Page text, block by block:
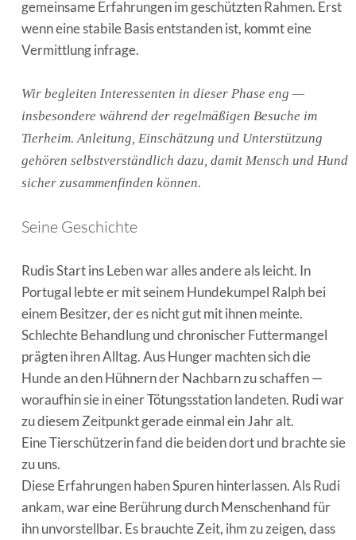
gemeinsame Erfahrungen im geschützten Rahmen. Erst
wenn eine stabile Basis entstanden ist, kommt eine
Vermittlung infrage.
Wir begleiten Interessenten in dieser Phase eng —
insbesondere während der regelmäßigen Besuche im
Tierheim. Anleitung, Einschätzung und Unterstützung
gehören selbstverständlich dazu, damit Mensch und Hund
sicher zusammenfinden können.
Seine Geschichte
Rudis Start ins Leben war alles andere als leicht. In
Portugal lebte er mit seinem Hundekumpel Ralph bei
einem Besitzer, der es nicht gut mit ihnen meinte.
Schlechte Behandlung und chronischer Futtermangel
prägten ihren Alltag. Aus Hunger machten sich die
Hunde an den Hühnern der Nachbarn zu schaffen —
woraufhin sie in einer Tötungsstation landeten. Rudi war
zu diesem Zeitpunkt gerade einmal ein Jahr alt.
Eine Tierschützerin fand die beiden dort und brachte sie
zu uns.
Diese Erfahrungen haben Spuren hinterlassen. Als Rudi
ankam, war eine Berührung durch Menschenhand für
ihn unvorstellbar. Es brauchte Zeit, ihm zu zeigen, dass